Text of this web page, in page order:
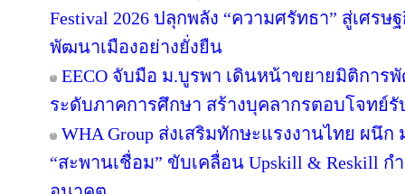
Festival 2026 ปลุกพลัง “ความศรัทธา” สู่เศร
พัฒนาเมืองอย่างยั่งยืน
EECO จับมือ ม.บูรพา เดินหน้าขยายมิติกา
ระดับภาคการศึกษา สร้างบุคลากรตอบโจทย์
WHA Group ส่งเสริมทักษะแรงงานไทย ผนึก
“สะพานเชื่อม” ขับเคลื่อน Upskill & Reskill